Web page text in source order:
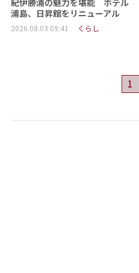
紀伊勝浦の魅力を堪能 ホテル
浦島、日昇館をリニューアル
2026.08.03 09:41 くらし
1